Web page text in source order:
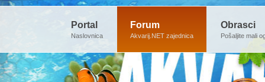
Portal
Naslovnica
Forum
Akvarij.NET zajednica
Obrasci
Pošaljite mali